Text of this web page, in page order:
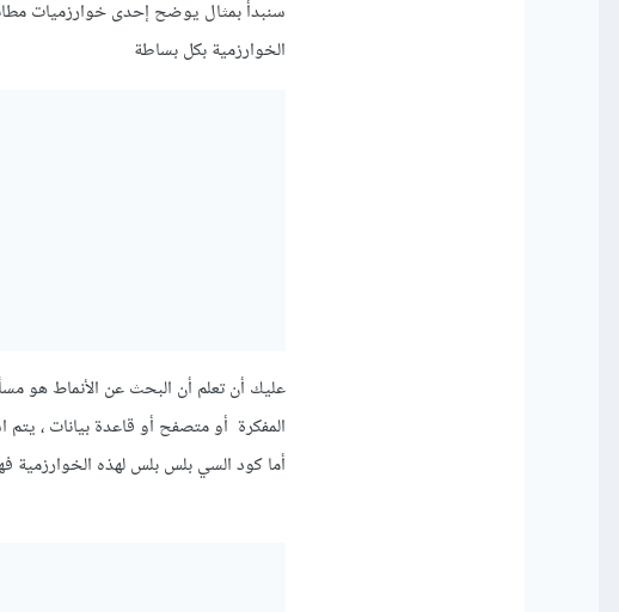
الخوارزمية بكل بساطة
عليك أن تعلم أن البحث عن الأنماط هو
المفكرة أو متصفح أو قاعدة بيانات ،
أما كود السي بلس بلس لهذه الخوارزمية